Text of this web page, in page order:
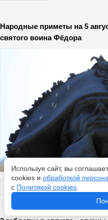
Народные приметы на 5
святого воина Фёдора
Перейти
Используя сайт, вы
cookies и обработкой
с Политикой cookies